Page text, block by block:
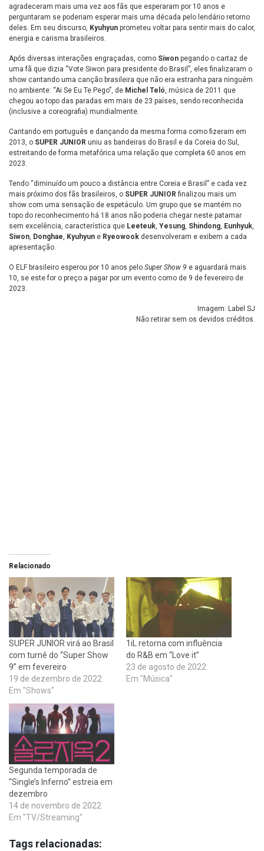
agradeceram mais uma vez aos fãs que esperaram por 10 anos e
perguntaram se poderiam esperar mais uma década pelo lendário retorno
deles. Em seu discurso, Kyuhyun prometeu voltar para sentir mais do calor,
energia e carisma brasileiros.
Após diversas interações engraçadas, como Siwon pegando o cartaz de
uma fã que dizia “Vote Siwon para presidente do Brasil”, eles finalizaram o
show cantando uma canção brasileira que não era estranha para ninguém
no ambiente: “Ai Se Eu Te Pego”, de Michel Teló, música de 2011 que
chegou ao topo das paradas em mais de 23 países, sendo reconhecida
(inclusive a coreografia) mundialmente.
Cantando em português e dançando da mesma forma como fizeram em
2013, o SUPER JUNIOR uniu as bandeiras do Brasil e da Coreia do Sul,
estreitando de forma metafórica uma relação que completa 60 anos em
2023.
Tendo “diminuído um pouco a distância entre Coreia e Brasil” e cada vez
mais próximo dos fãs brasileiros, o SUPER JUNIOR finalizou mais um
show com uma sensação de espetáculo. Um grupo que se mantém no
topo do reconhecimento há 18 anos não poderia chegar neste patamar
sem excelência, característica que Leeteuk, Yesung, Shindong, Eunhyuk,
Siwon, Donghae, Kyuhyun e Ryeowook desenvolveram e exibem a cada
apresentação.
O ELF brasileiro esperou por 10 anos pelo Super Show 9 e aguardará mais
10, se este for o preço a pagar por um evento como de 9 de fevereiro de
2023.
Imagem: Label SJ
Não retirar sem os devidos créditos.
Relacionado
SUPER JUNIOR virá ao Brasil
com turnê do “Super Show
9” em fevereiro
19 de dezembro de 2022
Em "Shows"
1iL retorna com influência
do R&B em “Love it”
23 de agosto de 2022
Em "Música"
Segunda temporada de
“Single’s Inferno” estreia em
dezembro
14 de novembro de 2022
Em "TV/Streaming"
Tags relacionadas: